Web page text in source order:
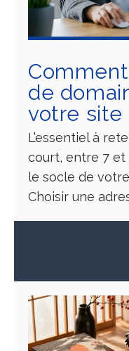
de
votre site
L’essentiel à
court, entre 7 et
le socle de
Choisir une